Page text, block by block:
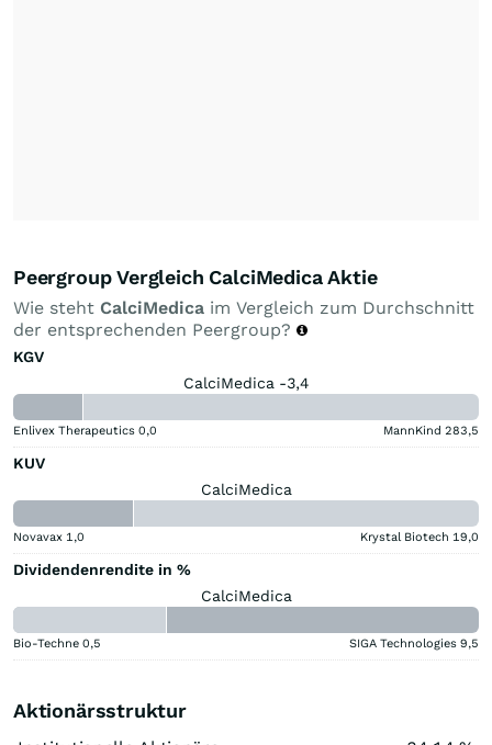
Peergroup Vergleich CalciMedica Aktie
Wie steht CalciMedica im Vergleich zum Durchschnitt
der entsprechenden Peergroup?
KGV
CalciMedica -3,4
Enlivex Therapeutics 0,0 MannKind 283,5
KUV
CalciMedica
Novavax 1,0 Krystal Biotech 19,0
Dividendenrendite in %
CalciMedica
Bio-Techne 0,5 SIGA Technologies 9,5
Aktionärsstruktur